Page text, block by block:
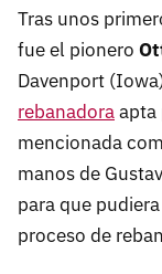
Tras unos
fue el pionero
Davenport
rebanadoraapta
mencionada
manos de
para que pudiera
proceso de